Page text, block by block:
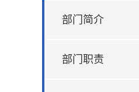
部门简介
部门职责